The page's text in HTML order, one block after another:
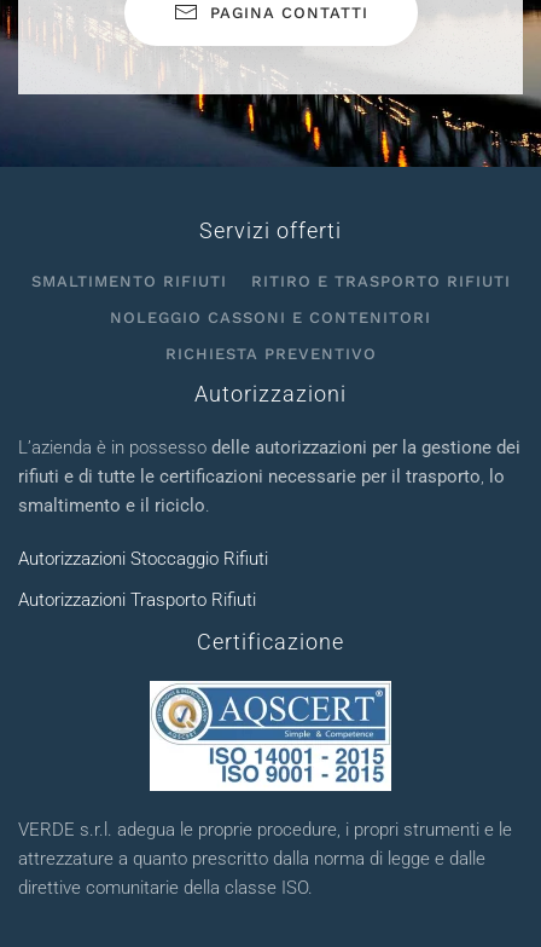
PAGINA CONTATTI
Servizi offerti
SMALTIMENTO RIFIUTI
RITIRO E TRASPORTO RIFIUTI
NOLEGGIO CASSONI E CONTENITORI
RICHIESTA PREVENTIVO
Autorizzazioni
L’azienda è in possesso delle autorizzazioni per la gestione dei
rifiuti e di tutte le certificazioni necessarie per il trasporto, lo
smaltimento e il riciclo.
Autorizzazioni Stoccaggio Rifiuti
Autorizzazioni Trasporto Rifiuti
Certificazione
VERDE s.r.l. adegua le proprie procedure, i propri strumenti e le
attrezzature a quanto prescritto dalla norma di legge e dalle
direttive comunitarie della classe ISO.